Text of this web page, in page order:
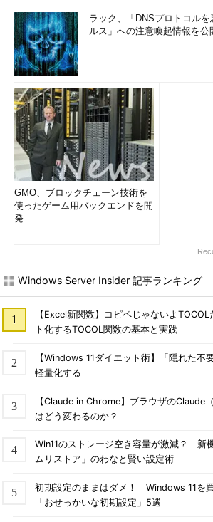
すると、その差出人が自動的に選択されるは
メール起稿時に差出人を指定する（PC Web版Gmailの場
合）
これはPC Web版Gmailのメール新規作成時の例。
（1）この「From」（差出人）の欄をクリックすると
択可能な差出人の一覧がこの下に現れる。
版Gmailアプリの場合）
これはiOS版Gmailアプリのメール新規
作成時の例。
ラック、「DNSプロトコル
ルス」への注意喚起情報を公
GMO、ブロックチェーン技術を
使ったゲーム用バックエンドを開
発
Windows Server Insider 記事ランキング
【Excel新関数】コピペじゃないよ
ト化するTOCOL関数の基本と実践
【Windows 11ダイエット術】「隠れた不
軽量化する
【Claude in Chrome】ブラウザのClaude
はどう変わるのか？
Win11のストレージ空き容量が激減？ 新
ムリストア」のわなと賢い設定術
初期設定のままはダメ！ Windows 11を
「おせっかいな初期設定」5選